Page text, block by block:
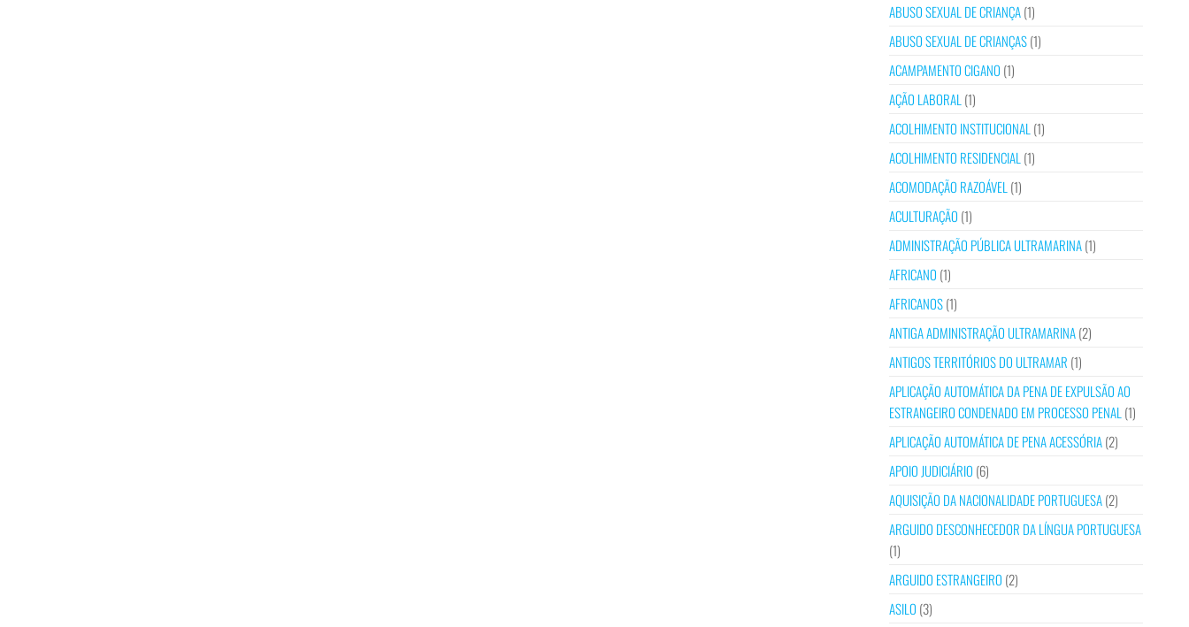
ABUSO SEXUAL DE CRIANÇA(1)
ABUSO SEXUAL DE CRIANÇAS(1)
ACAMPAMENTO CIGANO (1)
AÇÃO LABORAL (1)
ACOLHIMENTO INSTITUCIONAL (1)
ACOLHIMENTO RESIDENCIAL (1)
ACOMODAÇÃO RAZOÁVEL (1)
ACULTURAÇÃO (1)
ADMINISTRAÇÃO PÚBLICA ULTRAMARINA(1)
AFRICANO (1)
AFRICANOS(1)
ANTIGA ADMINISTRAÇÃO ULTRAMARINA(2)
ANTIGOS TERRITÓRIOS DO ULTRAMAR (1)
APLICAÇÃO AUTOMÁTICA DA PENA DE EXPULSÃO AO
ESTRANGEIRO CONDENADO EM PROCESSO PENAL (1)
APLICAÇÃO AUTOMÁTICA DE PENA ACESSÓRIA(2)
APOIO JUDICIÁRIO (6)
AQUISIÇÃO DA NACIONALIDADE PORTUGUESA(2)
ARGUIDO DESCONHECEDOR DA LÍNGUA PORTUGUESA
(1)
ARGUIDO ESTRANGEIRO (2)
ASILO (3)